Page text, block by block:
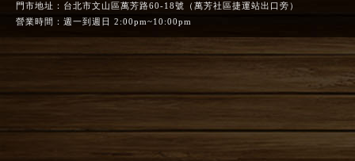
門市地址：台北市文山區萬芳路60-18號（萬芳社區捷運站出口旁）
營業時間：週一到週日 2:00pm~10:00pm